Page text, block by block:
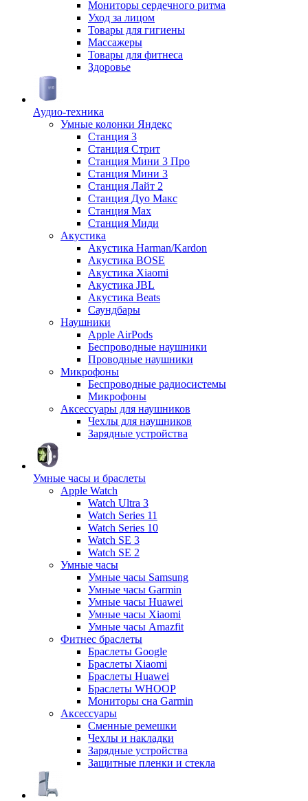
Мониторы сердечного ритма
Уход за лицом
Товары для гигиены
Массажеры
Товары для фитнеса
Здоровье
Аудио-техника
Умные колонки Яндекс
Станция 3
Станция Стрит
Станция Мини 3 Про
Станция Мини 3
Станция Лайт 2
Станция Дуо Макс
Станция Max
Станция Миди
Акустика
Акустика Harman/Kardon
Акустика BOSE
Акустика Xiaomi
Акустика JBL
Акустика Beats
Саундбары
Наушники
Apple AirPods
Беспроводные наушники
Проводные наушники
Микрофоны
Беспроводные радиосистемы
Микрофоны
Аксессуары для наушников
Чехлы для наушников
Зарядные устройства
Умные часы и браслеты
Apple Watch
Watch Ultra 3
Watch Series 11
Watch Series 10
Watch SE 3
Watch SE 2
Умные часы
Умные часы Samsung
Умные часы Garmin
Умные часы Huawei
Умные часы Xiaomi
Умные часы Amazfit
Фитнес браслеты
Браслеты Google
Браслеты Xiaomi
Браслеты Huawei
Браслеты WHOOP
Мониторы сна Garmin
Аксессуары
Сменные ремешки
Чехлы и накладки
Зарядные устройства
Защитные пленки и стекла